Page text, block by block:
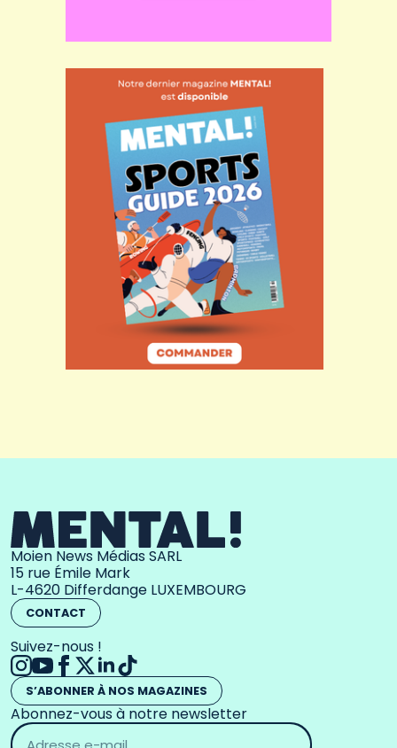
Moien News Médias SARL
15 rue Émile Mark
L-4620 Differdange LUXEMBOURG
CONTACT
Suivez-nous !
S’ABONNER À NOS MAGAZINES
Abonnez-vous à notre newsletter
Adresse
email